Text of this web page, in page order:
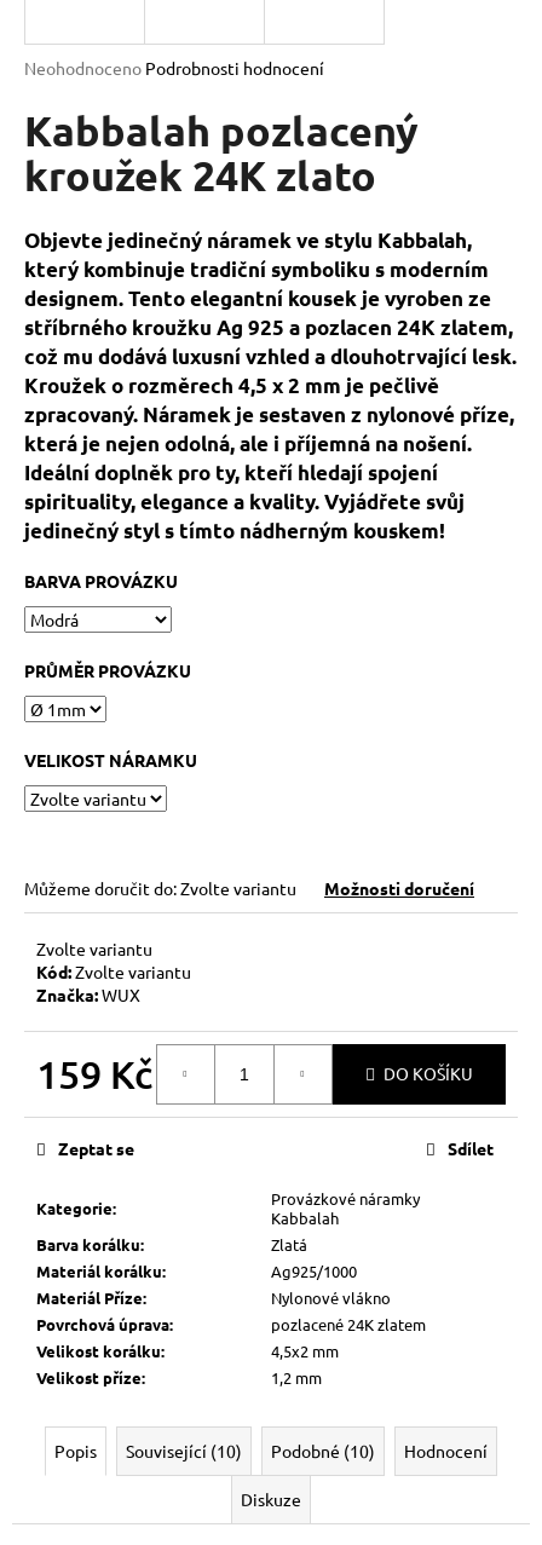
Průměrné
produktu
je
0,0
hvězdiček.
Neohodnoceno Podrobnosti hodnocení
Kabbalah pozlacený
kroužek 24K zlato
Objevte jedinečný náramek ve stylu Kabbalah,
který kombinuje tradiční symboliku s moderním
designem. Tento elegantní kousek je vyroben ze
stříbrného kroužku Ag 925 a pozlacen 24K zlatem,
což mu dodává luxusní vzhled a dlouhotrvající lesk.
Kroužek o rozměrech 4,5 x 2 mm je pečlivě
zpracovaný. Náramek je sestaven z nylonové příze,
která je nejen odolná, ale i příjemná na nošení.
Ideální doplněk pro ty, kteří hledají spojení
spirituality, elegance a kvality. Vyjádřete svůj
jedinečný styl s tímto nádherným kouskem!
BARVA PROVÁZKU
PRŮMĚR PROVÁZKU
VELIKOST NÁRAMKU
Můžeme doručit do:Zvolte variantu Možnosti doručení
Zvolte variantu
Kód:Zvolte variantu
Značka:WUX
159 Kč DO KOŠÍKU
Kategorie:
Provázkové náramky
Kabbalah
Barva korálku:
Zlatá
Materiál korálku:
Ag925/1000
Materiál Příze:
Nylonové vlákno
Povrchová úprava:
pozlacené 24K zlatem
Velikost korálku:
4,5x2 mm
Velikost příze: 1,2 mm
Zeptat se Sdílet
Popis Související (10) Podobné (10) Hodnocení
Diskuze
j
t
?
HLEDAT
D
o
p
o
r
u
č
u
j
e
e
KABBALAH
ONE
SILVER